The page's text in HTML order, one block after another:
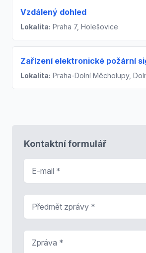
Vzdálený dohled
Lokalita: Praha 7, Holešovice
Zařízení elektronické požární
Lokalita: Praha-Dolní Měcholupy,
Kontaktní formulář